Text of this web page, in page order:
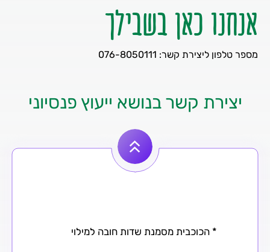
אנחנו כאן בשבילך
מספר טלפון ליצירת קשר: 076-8050111
יצירת קשר בנושא ייעוץ פנסיוני
* הכוכבית מסמנת שדות חובה למילוי